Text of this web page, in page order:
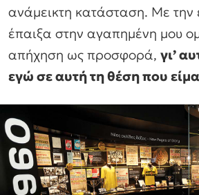
ανάμεικτη κατάσταση. Με την
έπαιξα στην αγαπημένη μου
απήχηση ως προσφορά, γι’
εγώ σε αυτή τη θέση που